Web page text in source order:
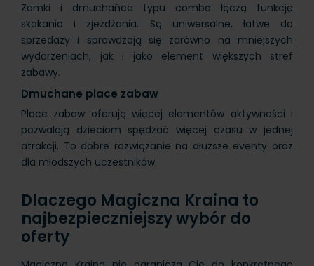
Zamki i dmuchańce typu combo łączą funkcję
skakania i zjeżdżania. Są uniwersalne, łatwe do
sprzedaży i sprawdzają się zarówno na mniejszych
wydarzeniach, jak i jako element większych stref
zabawy.
Dmuchane place zabaw
Place zabaw oferują więcej elementów aktywności i
pozwalają dzieciom spędzać więcej czasu w jednej
atrakcji. To dobre rozwiązanie na dłuższe eventy oraz
dla młodszych uczestników.
Dlaczego Magiczna Kraina to
najbezpieczniejszy wybór do
oferty